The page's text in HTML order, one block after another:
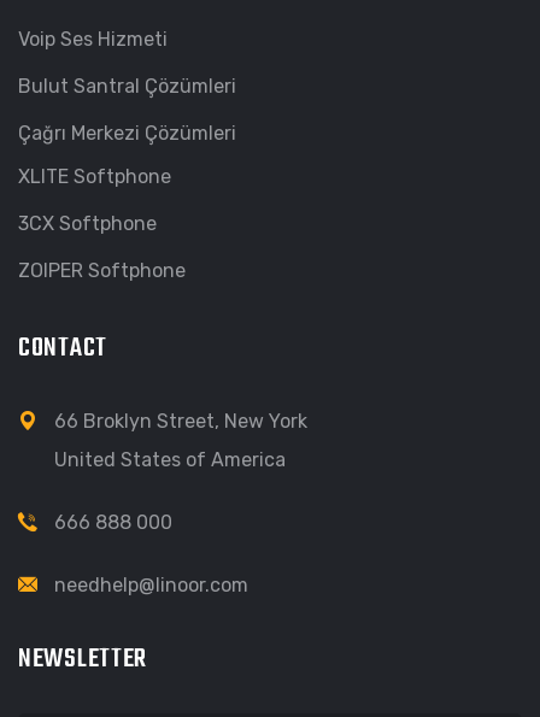
Voip Ses Hizmeti
Bulut Santral Çözümleri
Çağrı Merkezi Çözümleri
XLITE Softphone
3CX Softphone
ZOIPER Softphone
CONTACT
66 Broklyn Street, New York
United States of America
666 888 000
needhelp@linoor.com
NEWSLETTER